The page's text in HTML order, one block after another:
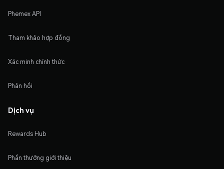
Phemex API
Tham khảo hợp đồng
Xác minh chính thức
Phản hồi
Dịch vụ
Rewards Hub
Phần thưởng giới thiệu